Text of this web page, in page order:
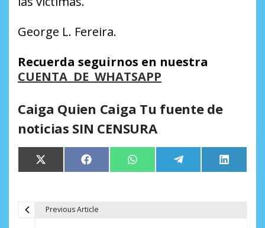
George L. Fereira.
Recuerda seguirnos en nuestra
CUENTA DE WHATSAPP
Caiga Quien Caiga Tu fuente de
noticias SIN CENSURA
Compartir
en
X
(Twitter)
Compartir
en
Facebook Compartir
en
WhatsApp Compartir
en
Telegram
en
LinkedIn
Previous Article